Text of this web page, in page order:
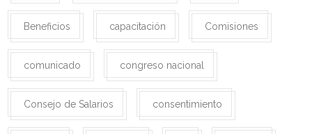
Beneficios capacitación Comisiones
comunicado congreso nacional
Consejo de Salarios consentimiento